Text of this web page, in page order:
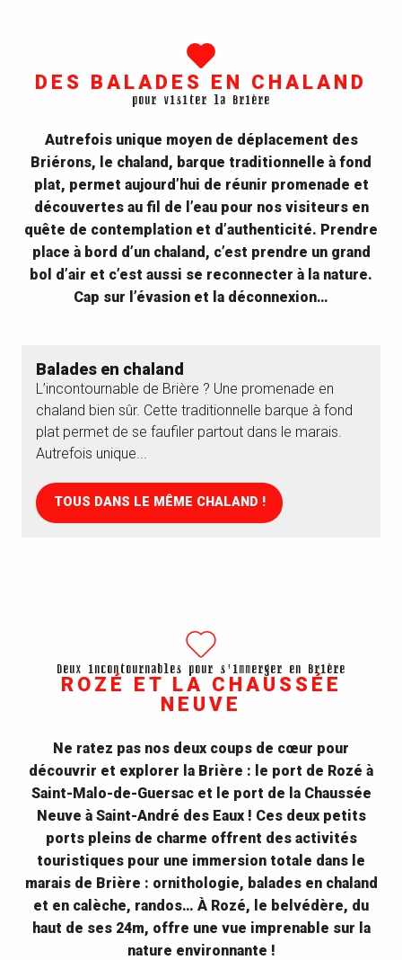
DES BALADES EN CHALAND
pour visiter la Brière
Autrefois unique moyen de déplacement des
Briérons, le chaland, barque traditionnelle à fond
plat, permet aujourd’hui de réunir promenade et
découvertes au fil de l’eau pour nos visiteurs en
quête de contemplation et d’authenticité. Prendre
place à bord d’un chaland, c’est prendre un grand
bol d’air et c’est aussi se reconnecter à la nature.
Cap sur l’évasion et la déconnexion…
Balades en chaland
L’incontournable de Brière ? Une promenade en
chaland bien sûr. Cette traditionnelle barque à fond
plat permet de se faufiler partout dans le marais.
Autrefois unique...
TOUS DANS LE MÊME CHALAND !
Deux incontournables pour s'immerger en Brière
ROZÉ ET LA CHAUSSÉE
NEUVE
Ne ratez pas nos deux coups de cœur pour
découvrir et explorer la Brière : le port de Rozé à
Saint-Malo-de-Guersac et le port de la Chaussée
Neuve à Saint-André des Eaux ! Ces deux petits
ports pleins de charme offrent des activités
touristiques pour une immersion totale dans le
marais de Brière : ornithologie, balades en chaland
et en calèche, randos… À Rozé, le belvédère, du
haut de ses 24m, offre une vue imprenable sur la
nature environnante !